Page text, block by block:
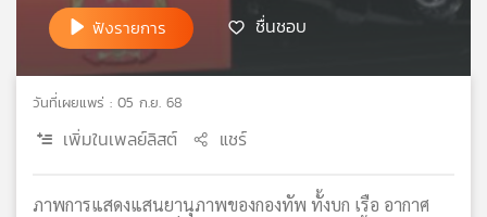
แผนที่
เครือ
ข่าย
ฟังรายการ ชื่นชอบ
วันที่เผยแพร่ : 05 ก.ย. 68
เพิ่มในเพลย์ลิสต์ แชร์
ภาพการแสดงแสนยานุภาพของกองทัพ ทั้งบก เรือ อากาศ